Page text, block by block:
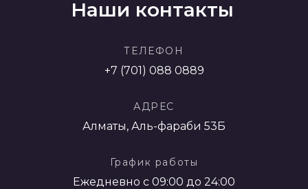
Наши контакты
ТЕЛЕФОН
+7 (701) 088 0889
АДРЕС
Алматы, Аль-фараби 53Б
График работы
Ежедневно с 09:00 до 24:00